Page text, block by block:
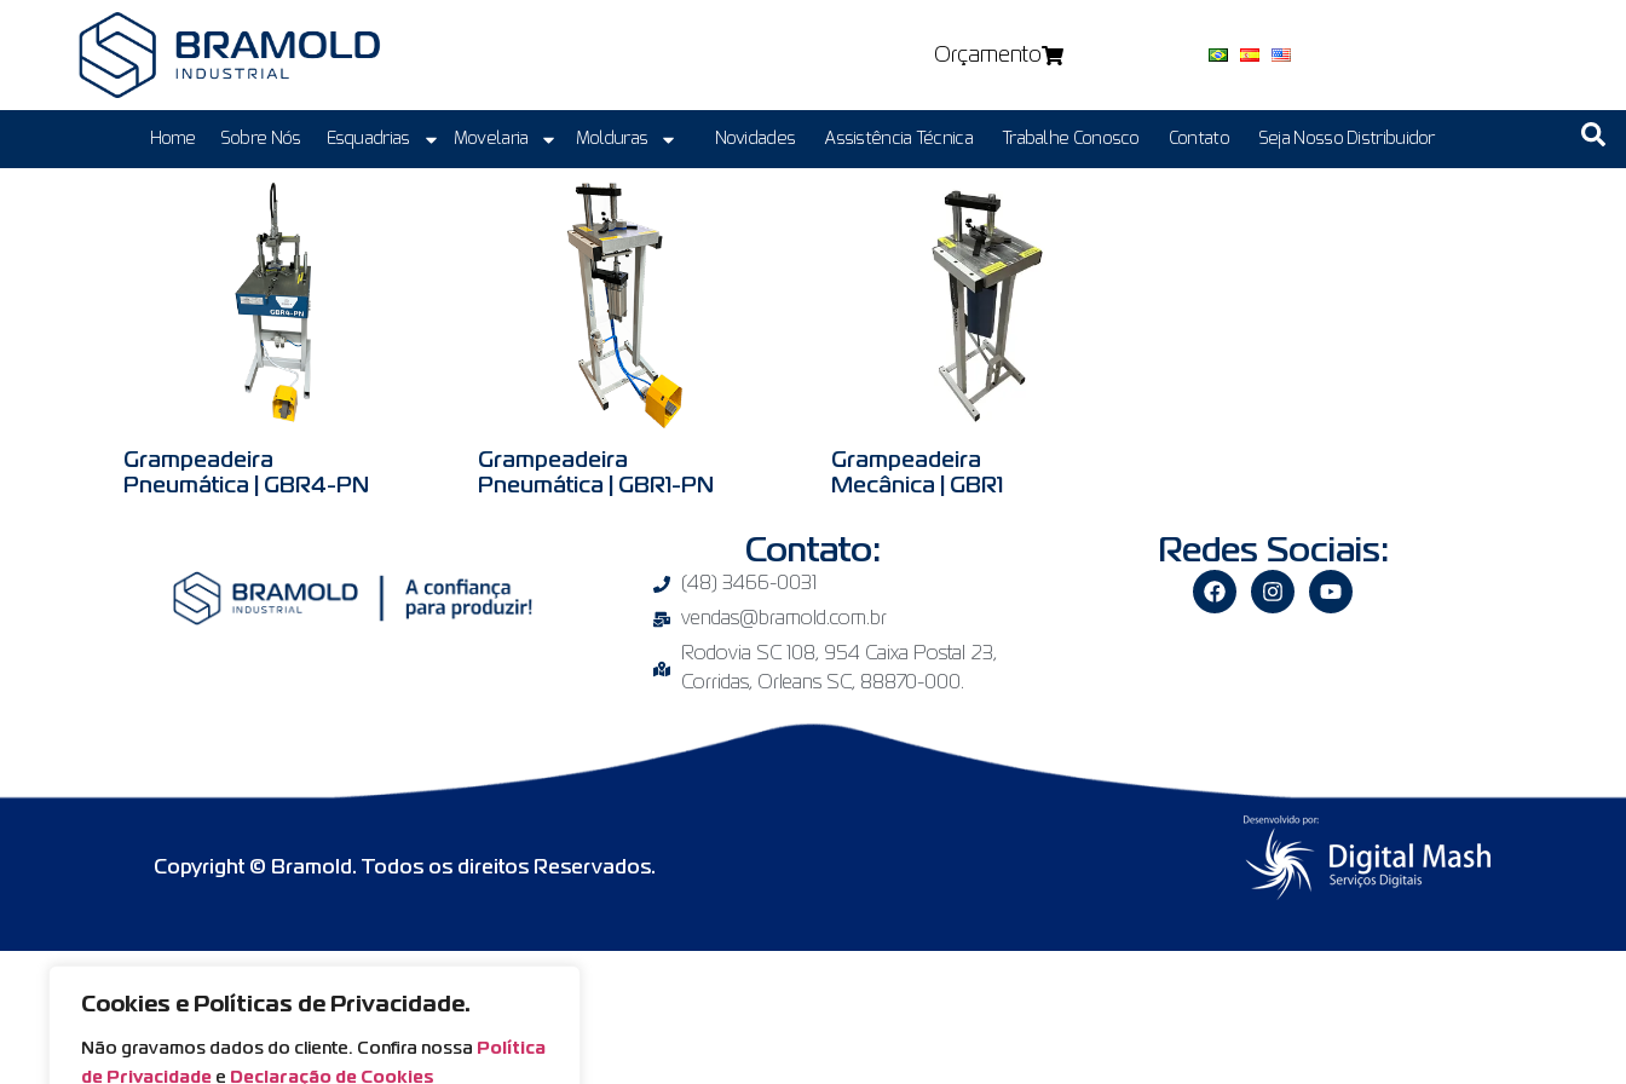
Cookies e Políticas de Privacidade.
Não gravamos dados do cliente. Confira nossa Política
de Privacidade e Declaração de Cookies
Orçamento
Home Sobre Nós Esquadrias Movelaria Molduras Novidades Assistência Técnica Trabalhe Conosco Contato Seja Nosso Distribuidor
Grampeadeira
Pneumática | GBR4-PN
Grampeadeira
Pneumática | GBR1-PN
Grampeadeira
Mecânica | GBR1
Contato:
(48) 3466-0031
vendas@bramold.com.br
Rodovia SC 108, 954 Caixa Postal 23,
Corridas, Orleans SC, 88870-000.
Redes Sociais:
Copyright © Bramold. Todos os direitos Reservados.